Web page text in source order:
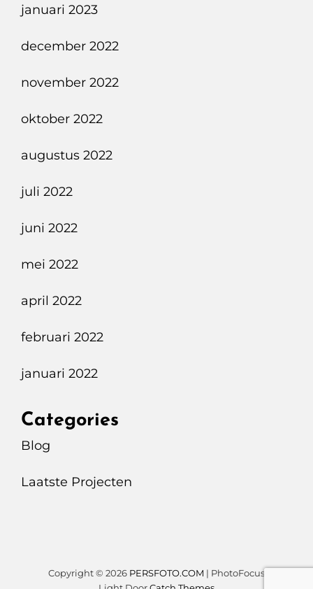
januari 2023
december 2022
november 2022
oktober 2022
augustus 2022
juli 2022
juni 2022
mei 2022
april 2022
februari 2022
januari 2022
Categories
Blog
Laatste Projecten
Copyright © 2026 PERSFOTO.COM | PhotoFocus